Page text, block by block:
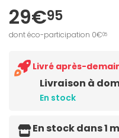
29€95
dont éco-participation 0€05
Livraison à
En stock
Livré après-
En stock dans 1